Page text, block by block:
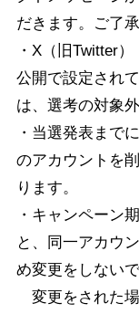
だきます。ご了
・X（旧Twitter
公開で設定され
は、選考の対象
・当選発表まで
のアカウントを
ります。
・キャンペーン
と、同一アカウ
め変更をしないで
変更をされた